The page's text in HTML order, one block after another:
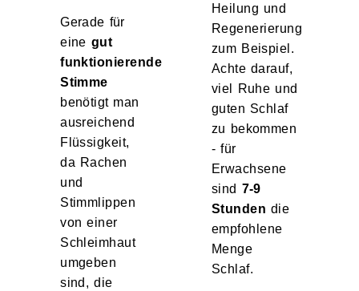
Gerade für
eine gut
funktionierende
Stimme
benötigt man
ausreichend
Flüssigkeit,
da Rachen
und
Stimmlippen
von einer
Schleimhaut
umgeben
sind, die
Heilung und
Regenerierung
zum Beispiel.
Achte darauf,
viel Ruhe und
guten Schlaf
zu bekommen
- für
Erwachsene
sind 7-9
Stunden die
empfohlene
Menge
Schlaf.